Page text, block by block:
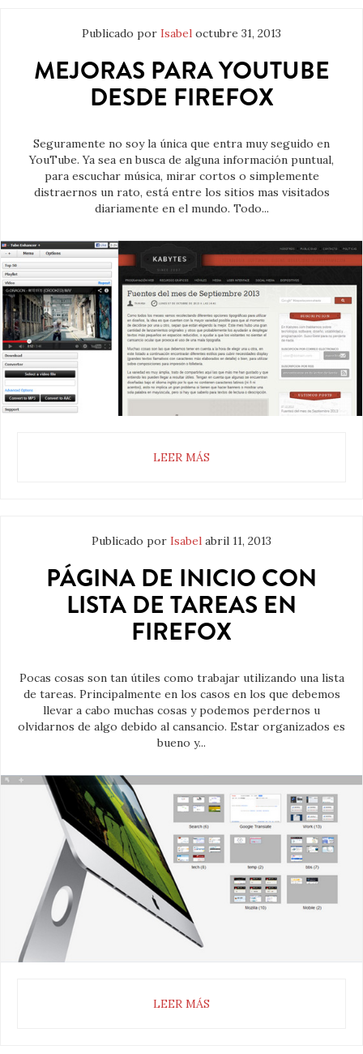
Publicado por Isabel octubre 31, 2013
MEJORAS PARA YOUTUBE
DESDE FIREFOX
Seguramente no soy la única que entra muy seguido en
YouTube. Ya sea en busca de alguna información puntual,
para escuchar música, mirar cortos o simplemente
distraernos un rato, está entre los sitios mas visitados
diariamente en el mundo. Todo...
LEER MÁS
Publicado por Isabel abril 11, 2013
PÁGINA DE INICIO CON
LISTA DE TAREAS EN
FIREFOX
Pocas cosas son tan útiles como trabajar utilizando una lista
de tareas. Principalmente en los casos en los que debemos
llevar a cabo muchas cosas y podemos perdernos u
olvidarnos de algo debido al cansancio. Estar organizados es
bueno y...
LEER MÁS